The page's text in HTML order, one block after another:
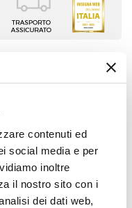
contenuti ed
social media e per
inoltre
il nostro sito con i
dei dati web,